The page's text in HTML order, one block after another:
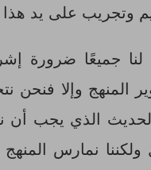
وتجريب على يد هذا
لنا جميعًا ضرورة
المنهج وإلا فنحن
الذي يجب أن
نمارس المنهج